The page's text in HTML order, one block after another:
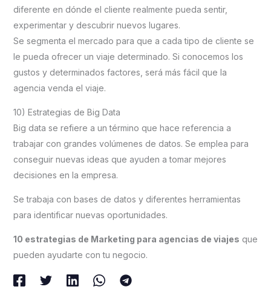
diferente en dónde el cliente realmente pueda sentir,
experimentar y descubrir nuevos lugares.
Se segmenta el mercado para que a cada tipo de cliente se
le pueda ofrecer un viaje determinado. Si conocemos los
gustos y determinados factores, será más fácil que la
agencia venda el viaje.
10) Estrategias de Big Data
Big data se refiere a un término que hace referencia a
trabajar con grandes volúmenes de datos. Se emplea para
conseguir nuevas ideas que ayuden a tomar mejores
decisiones en la empresa.
Se trabaja con bases de datos y diferentes herramientas
para identificar nuevas oportunidades.
10 estrategias de Marketing para agencias de viajes que
pueden ayudarte con tu negocio.